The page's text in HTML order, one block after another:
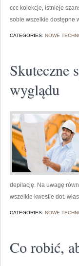
ccc kolekcje, istnieje
sobie wszelkie dostępne
CATEGORIES: NOWE
Skuteczne
wyglądu
depilację. Na uwagę
wszelkie kwestie dot.
CATEGORIES: NOWE
Co robić,